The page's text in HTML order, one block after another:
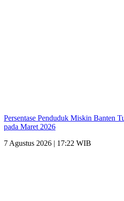
Persentase Penduduk Miskin Banten
pada Maret 2026
7 Agustus 2026 | 17:22 WIB